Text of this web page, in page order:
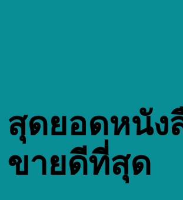
สุดยอดหนัง
ขายดีที่สุด